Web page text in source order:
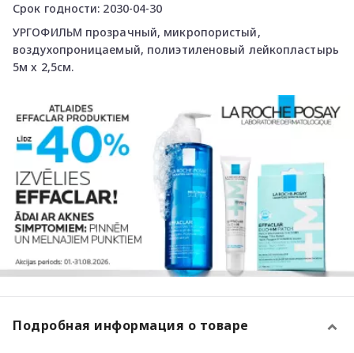
Срок годности: 2030-04-30
УРГОФИЛЬМ прозрачный, микропористый,
воздухопроницаемый, полиэтиленовый лейкопластырь
5м x 2,5см.
Подробная информация о товаре